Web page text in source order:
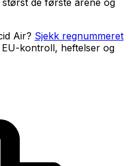
størst de første årene og
Air? Sjekk regnummeret
kontroll, heftelser og